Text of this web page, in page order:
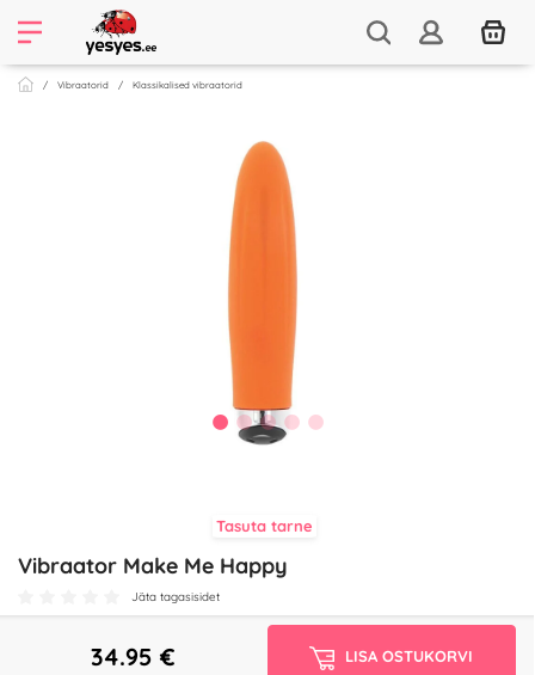
Vibraatorid Klassikalised vibraatorid
Tasuta tarne
Vibraator Make Me Happy
Jäta tagasisidet
34.95 € LISA OSTUKORVI